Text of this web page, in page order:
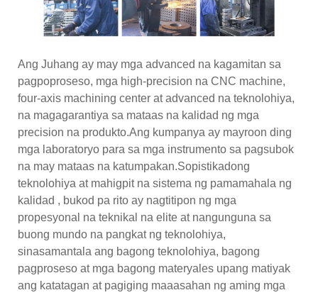
Ang Juhang ay may mga advanced na kagamitan sa
pagpoproseso, mga high-precision na CNC machine,
four-axis machining center at advanced na teknolohiya,
na magagarantiya sa mataas na kalidad ng mga
precision na produkto.Ang kumpanya ay mayroon ding
mga laboratoryo para sa mga instrumento sa pagsubok
na may mataas na katumpakan.Sopistikadong
teknolohiya at mahigpit na sistema ng pamamahala ng
kalidad , bukod pa rito ay nagtitipon ng mga
propesyonal na teknikal na elite at nangunguna sa
buong mundo na pangkat ng teknolohiya,
sinasamantala ang bagong teknolohiya, bagong
pagproseso at mga bagong materyales upang matiyak
ang katatagan at pagiging maaasahan ng aming mga